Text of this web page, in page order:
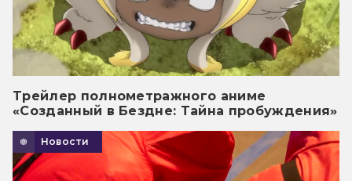
Трейлер полнометражного аниме
«Созданный в Бездне: Тайна пробуждения»
Новости